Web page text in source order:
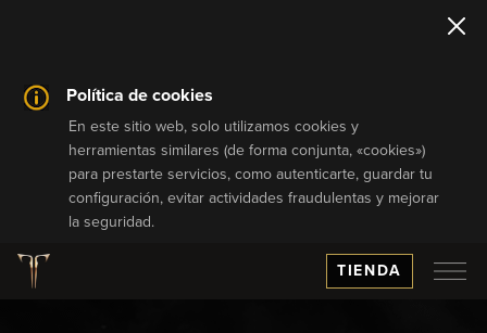
Política de cookies
En este sitio web, solo utilizamos cookies y
herramientas similares (de forma conjunta, «cookies»)
para prestarte servicios, como autenticarte, guardar tu
configuración, evitar actividades fraudulentas y mejorar
la seguridad.
TIENDA